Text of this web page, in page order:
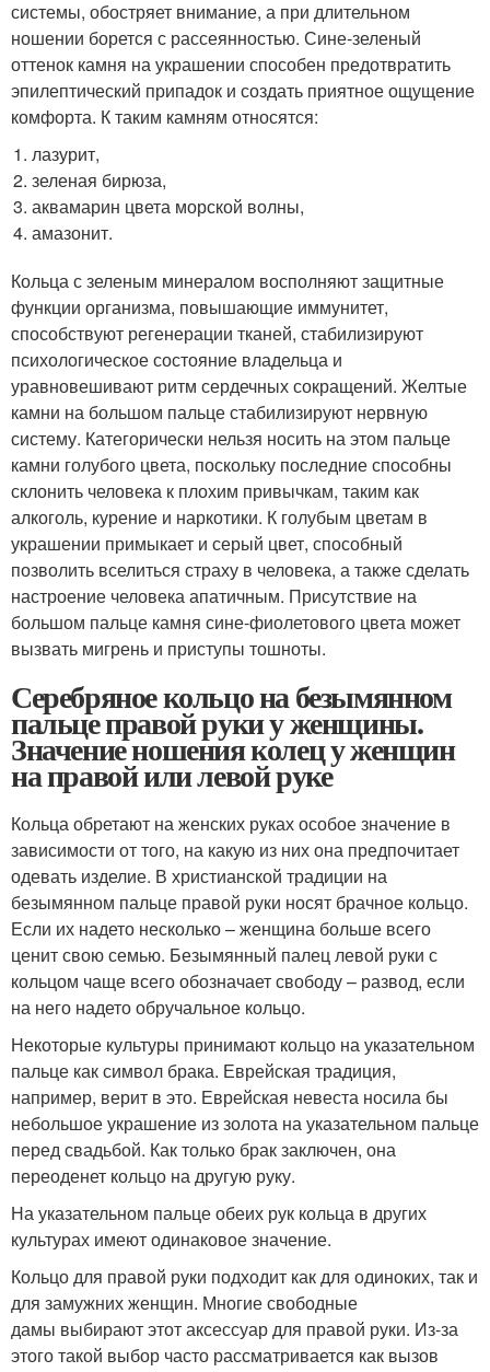
системы, обостряет внимание, а при длительном
ношении борется с рассеянностью. Сине-зеленый
оттенок камня на украшении способен предотвратить
эпилептический припадок и создать приятное ощущение
комфорта. К таким камням относятся:
лазурит,
зеленая бирюза,
аквамарин цвета морской волны,
амазонит.
Кольца с зеленым минералом восполняют защитные
функции организма, повышающие иммунитет,
способствуют регенерации тканей, стабилизируют
психологическое состояние владельца и
уравновешивают ритм сердечных сокращений. Желтые
камни на большом пальце стабилизируют нервную
систему. Категорически нельзя носить на этом пальце
камни голубого цвета, поскольку последние способны
склонить человека к плохим привычкам, таким как
алкоголь, курение и наркотики. К голубым цветам в
украшении примыкает и серый цвет, способный
позволить вселиться страху в человека, а также сделать
настроение человека апатичным. Присутствие на
большом пальце камня сине-фиолетового цвета может
вызвать мигрень и приступы тошноты.
Серебряное кольцо на безымянном
пальце правой руки у женщины.
Значение ношения колец у женщин
на правой или левой руке
Кольца обретают на женских руках особое значение в
зависимости от того, на какую из них она предпочитает
одевать изделие. В христианской традиции на
безымянном пальце правой руки носят брачное кольцо.
Если их надето несколько – женщина больше всего
ценит свою семью. Безымянный палец левой руки с
кольцом чаще всего обозначает свободу – развод, если
на него надето обручальное кольцо.
Некоторые культуры принимают кольцо на указательном
пальце как символ брака. Еврейская традиция,
например, верит в это. Еврейская невеста носила бы
небольшое украшение из золота на указательном пальце
перед свадьбой. Как только брак заключен, она
переоденет кольцо на другую руку.
На указательном пальце обеих рук кольца в других
культурах имеют одинаковое значение.
Кольцо для правой руки подходит как для одиноких, так и
для замужних женщин. Многие свободные
дамы выбирают этот аксессуар для правой руки. Из-за
этого такой выбор часто рассматривается как вызов